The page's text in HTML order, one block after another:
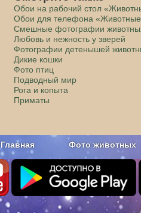
Обои на рабочий стол
Обои для телефона
Смешные фотографии
Любовь и нежность у зверей
Фотографии детенышей
Дикие кошки
Фото птиц
Подводный мир
Рога и копыта
Приматы
Главная Фото животных
Наши приложения. Бесплатно и